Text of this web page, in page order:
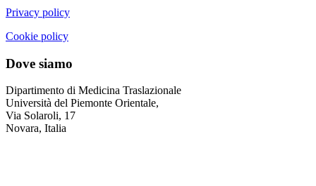
Privacy policy
Cookie policy
Dove siamo
Dipartimento di Medicina Traslazionale
Università del Piemonte Orientale,
Via Solaroli, 17
Novara, Italia